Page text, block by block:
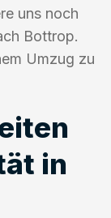
uns noch
Bottrop.
Umzug zu
in